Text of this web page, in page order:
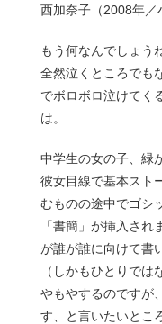
西加奈子（2008年／
もう何なんでしょう
全然泣くところでも
でボロボロ泣けてく
は。
中学生の女の子、緑
彼女目線で基本スト
むものの途中でゴシ
「書簡」が挿入され
が誰が誰に向けて書
（しかもひとりで
やもやするのですが
す、と言いたいとこ